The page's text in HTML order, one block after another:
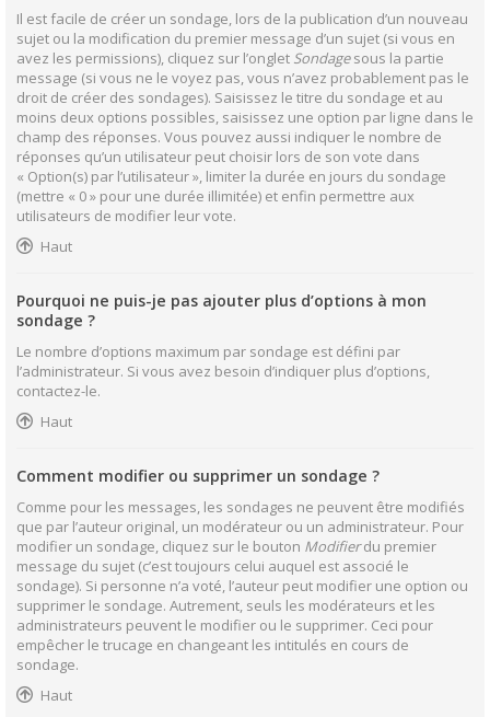
Il est facile de créer un sondage, lors de la publication d’un nouveau
sujet ou la modification du premier message d’un sujet (si vous en
avez les permissions), cliquez sur l’onglet Sondagesous la partie
message (si vous ne le voyez pas, vous n’avez probablement pas le
droit de créer des sondages). Saisissez le titre du sondage et au
moins deux options possibles, saisissez une option par ligne dans le
champ des réponses. Vous pouvez aussi indiquer le nombre de
réponses qu’un utilisateur peut choisir lors de son vote dans
« Option(s) par l’utilisateur », limiter la durée en jours du sondage
(mettre « 0 » pour une durée illimitée) et enfin permettre aux
utilisateurs de modifier leur vote.
Haut
Pourquoi ne puis-je pas ajouter plus d’options à mon
sondage ?
Le nombre d’options maximum par sondage est défini par
l’administrateur. Si vous avez besoin d’indiquer plus d’options,
contactez-le.
Haut
Comment modifier ou supprimer un sondage ?
Comme pour les messages, les sondages ne peuvent être modifiés
que par l’auteur original, un modérateur ou un administrateur. Pour
modifier un sondage, cliquez sur le bouton Modifierdu premier
message du sujet (c’est toujours celui auquel est associé le
sondage). Si personne n’a voté, l’auteur peut modifier une option ou
supprimer le sondage. Autrement, seuls les modérateurs et les
administrateurs peuvent le modifier ou le supprimer. Ceci pour
empêcher le trucage en changeant les intitulés en cours de
sondage.
Haut